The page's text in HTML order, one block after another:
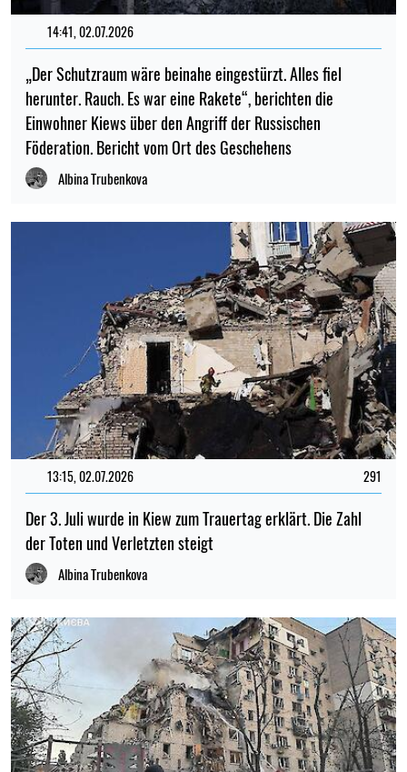
14:41, 02.07.2026
„Der Schutzraum wäre beinahe eingestürzt. Alles fiel
herunter. Rauch. Es war eine Rakete“, berichten die
Einwohner Kiews über den Angriff der Russischen
Föderation. Bericht vom Ort des Geschehens
Albina Trubenkova
13:15, 02.07.2026 291
Der 3. Juli wurde in Kiew zum Trauertag erklärt. Die Zahl
der Toten und Verletzten steigt
Albina Trubenkova